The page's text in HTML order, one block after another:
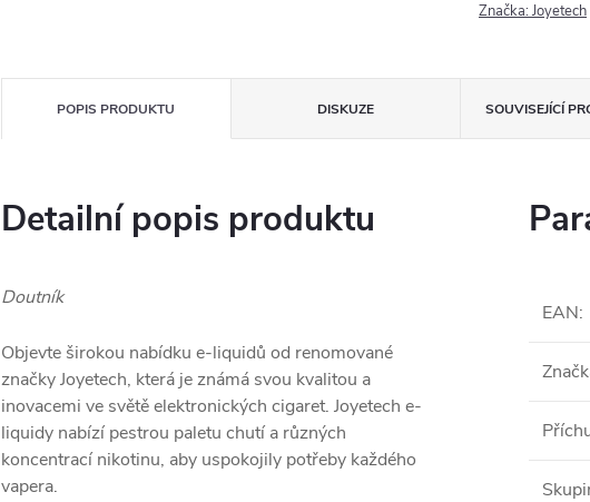
Značka:Joyetech
POPIS PRODUKTU DISKUZE SOUVISEJÍCÍ
Detailní popis produktu
Doutník
Objevte širokou nabídku e-liquidů od renomované
značky Joyetech, která je známá svou kvalitou a
inovacemi ve světě elektronických cigaret. Joyetech e-
liquidy nabízí pestrou paletu chutí a různých
koncentrací nikotinu, aby uspokojily potřeby každého
vapera.
EAN: